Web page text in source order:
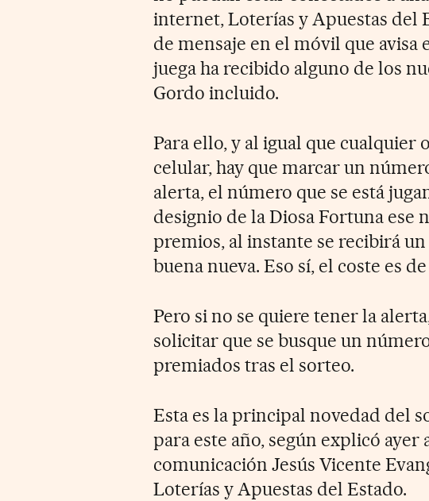
internet, Loterías y Apuestas del
de mensaje en el móvil que avisa
juega ha recibido alguno de los
Gordo incluido.
Para ello, y al igual que cualquier
celular, hay que marcar un
alerta, el número que se está
designio de la Diosa Fortuna ese
premios, al instante se recibirá
buena nueva. Eso sí, el coste es
Pero si no se quiere tener la
solicitar que se busque un
premiados tras el sorteo.
Esta es la principal novedad del
para este año, según explicó ayer
comunicación Jesús Vicente
Loterías y Apuestas del Estado.